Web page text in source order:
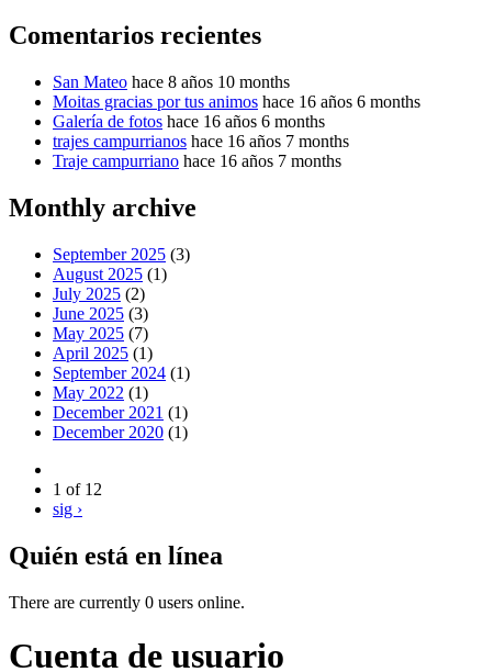
Comentarios recientes
San Mateo hace 8 años 10 months
Moitas gracias por tus animos hace 16 años 6 months
Galería de fotos hace 16 años 6 months
trajes campurrianos hace 16 años 7 months
Traje campurriano hace 16 años 7 months
Monthly archive
September 2025 (3)
August 2025 (1)
July 2025 (2)
June 2025 (3)
May 2025 (7)
April 2025 (1)
September 2024 (1)
May 2022 (1)
December 2021 (1)
December 2020 (1)
1 of 12
sig ›
Quién está en línea
There are currently 0 users online.
Cuenta de usuario